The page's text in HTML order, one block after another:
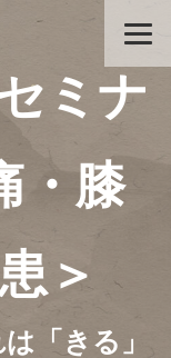
ミナ
・膝
＞
「きる」